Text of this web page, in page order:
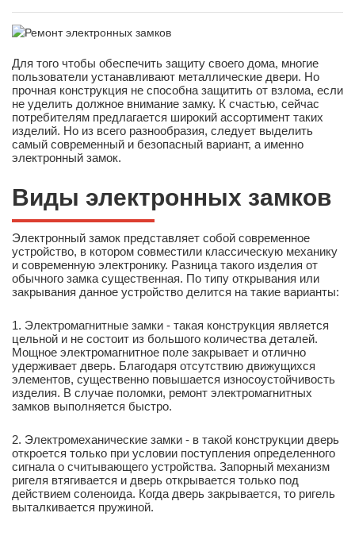
Для того чтобы обеспечить защиту своего дома, многие
пользователи устанавливают металлические двери. Но
прочная конструкция не способна защитить от взлома, если
не уделить должное внимание замку. К счастью, сейчас
потребителям предлагается широкий ассортимент таких
изделий. Но из всего разнообразия, следует выделить
самый современный и безопасный вариант, а именно
электронный замок.
Виды электронных замков
Электронный замок представляет собой современное
устройство, в котором совместили классическую механику
и современную электронику. Разница такого изделия от
обычного замка существенная. По типу открывания или
закрывания данное устройство делится на такие варианты:
1. Электромагнитные замки - такая конструкция является
цельной и не состоит из большого количества деталей.
Мощное электромагнитное поле закрывает и отлично
удерживает дверь. Благодаря отсутствию движущихся
элементов, существенно повышается износоустойчивость
изделия. В случае поломки, ремонт электромагнитных
замков выполняется быстро.
2. Электромеханические замки - в такой конструкции дверь
откроется только при условии поступления определенного
сигнала о считывающего устройства. Запорный механизм
ригеля втягивается и дверь открывается только под
действием соленоида. Когда дверь закрывается, то ригель
выталкивается пружиной.